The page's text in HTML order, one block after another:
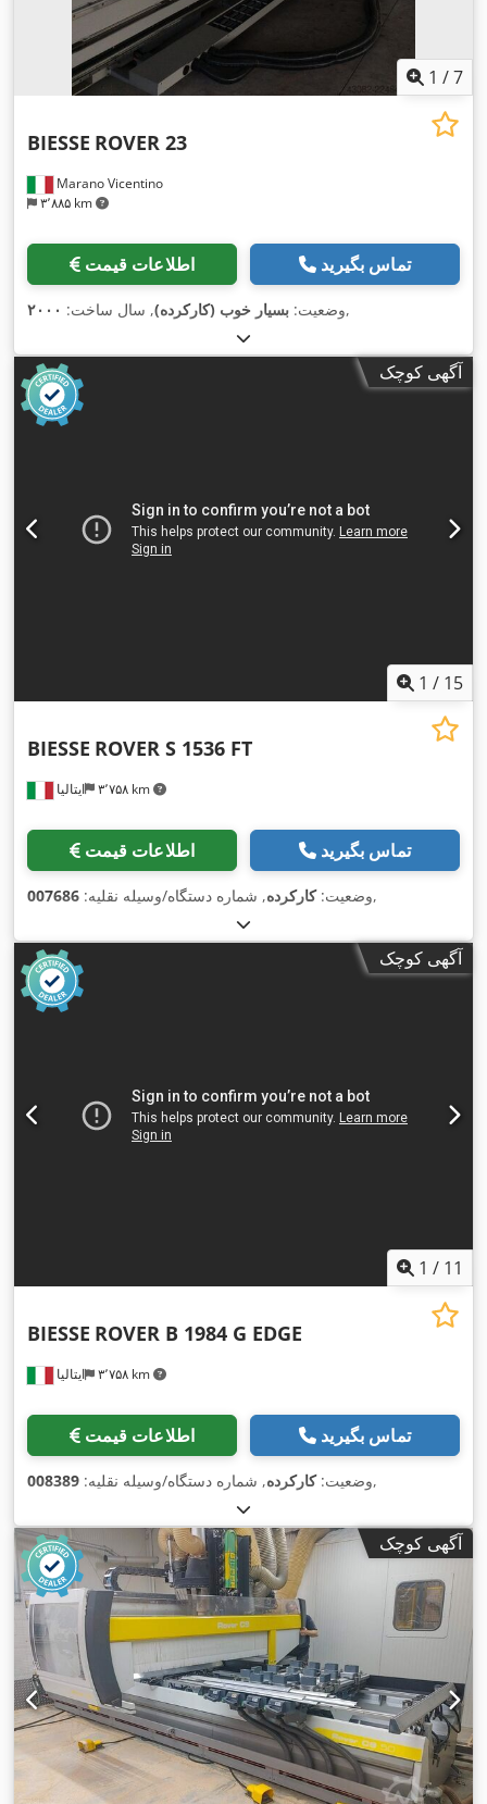
1 /7
Marano Vicentino
۳٬۸۸۵ km
BIESSE ROVER 23
اطلاعات قیمت تماس بگیرید
وضعیت: بسیار خوب (کارکرده), سال ساخت: ۲۰۰۰ ,
آگهی کوچک
1 / 15
ایتالیا ۳٬۷۵۸ km
BIESSE ROVER S 1536 FT
اطلاعات قیمت تماس بگیرید
وضعیت:کارکرده, شماره دستگاه/وسیله نقلیه: 007686 ,
آگهی کوچک
1 / 11
ایتالیا ۳٬۷۵۸ km
BIESSE ROVER B 1984 G EDGE
اطلاعات قیمت تماس بگیرید
وضعیت:کارکرده, شماره دستگاه/وسیله نقلیه: 008389 ,
آگهی کوچک